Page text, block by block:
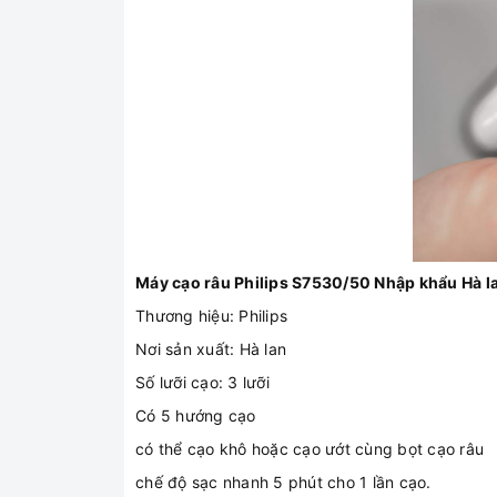
Máy cạo râu Philips S7530/50 Nhập khẩu Hà
Thương hiệu: Philips
Nơi sản xuất: Hà lan
Số lưỡi cạo: 3 lưỡi
Có 5 hướng cạo
có thể cạo khô hoặc cạo ướt cùng bọt cạo râu
chế độ sạc nhanh 5 phút cho 1 lần cạo.